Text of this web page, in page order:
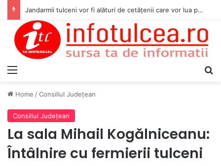
Jandarmii tulceni vor fi alături de cetățenii care vor lua parte la Festivalul Folk Țestos
Home /Consiliul Judeţean
Consiliul Judeţean
La sala Mihail Kogălniceanu:
Întâlnire cu fermierii tulceni